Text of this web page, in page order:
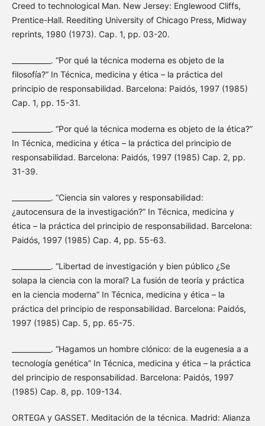
Creed to technological Man. New Jersey: Englewood Cliffs,
Prentice-Hall. Reediting University of Chicago Press, Midway
reprints, 1980 (1973). Cap. 1, pp. 03-20.
___________. “Por qué la técnica moderna es objeto de la
filosofía?” In Técnica, medicina y ética – la práctica del
principio de responsabilidad. Barcelona: Paidós, 1997 (1985)
Cap. 1, pp. 15-31.
___________. “Por qué la técnica moderna es objeto de la ética?”
In Técnica, medicina y ética – la práctica del principio de
responsabilidad. Barcelona: Paidós, 1997 (1985) Cap. 2, pp.
31-39.
___________. “Ciencia sin valores y responsabilidad:
¿autocensura de la investigación?” In Técnica, medicina y
ética – la práctica del principio de responsabilidad. Barcelona:
Paidós, 1997 (1985) Cap. 4, pp. 55-63.
___________. “Libertad de investigación y bien público ¿Se
solapa la ciencia con la moral? La fusión de teoría y práctica
en la ciencia moderna” In Técnica, medicina y ética – la
práctica del principio de responsabilidad. Barcelona: Paidós,
1997 (1985) Cap. 5, pp. 65-75.
___________. “Hagamos un hombre clónico: de la eugenesia a a
tecnología genética” In Técnica, medicina y ética – la práctica
del principio de responsabilidad. Barcelona: Paidós, 1997
(1985) Cap. 8, pp. 109-134.
ORTEGA y GASSET. Meditación de la técnica. Madrid: Alianza